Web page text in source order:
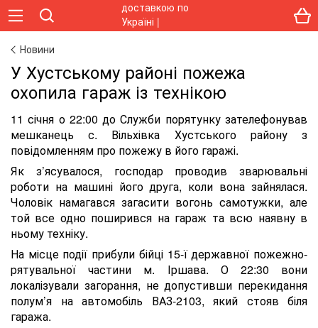
Новини
У Хустському районі пожежа
охопила гараж із технікою
11 січня о 22:00 до Служби порятунку зателефонував
мешканець с. Вільхівка Хустського району з
повідомленням про пожежу в його гаражі.
Як з’ясувалося, господар проводив зварювальні
роботи на машині його друга, коли вона зайнялася.
Чоловік намагався загасити вогонь самотужки, але
той все одно поширився на гараж та всю наявну в
ньому техніку.
На місце події прибули бійці 15-ї державної пожежно-
рятувальної частини м. Іршава. О 22:30 вони
локалізували загорання, не допустивши перекидання
полум’я на автомобіль ВАЗ-2103, який стояв біля
гаража.